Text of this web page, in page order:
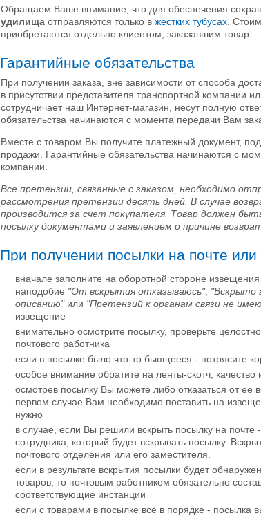
Обращаем Ваше внимание, что для обеспечения
удилища отправляются только в жестких тубусах .
приобретаются отдельно клиентом, заказавшим товар.
Гарантийные обязательства
При получении заказа, вне зависимости от способа
в присутствии представителя транспортной компании
сотрудничает наш Интернет-магазин, несут полную
обязательства начинаются с момента передачи Вам
Вместе с товаром Вы получите платежный документ,
продажи. Гарантийные обязательства начинаются с
компании.
Все претензии, связанные с заказом, необходимо
рассмотрения претензии десять дней. В случае
производится за счет покупателя. Товар должен
посылку документами и заявлением о причине
При получении посылки на почте
вначале заполните на оборотной стороне извещения
наподобие "От вскрытия отказываюсь", "Вскрыто
описанию"или "Претензий к органам связи не
извещение
внимательно осмотрите посылку, проверьте
почтового работника
если в посылке было что-то бьющееся - потрясите
особое внимание обратите на ленты-скотч, качество
осмотрев посылку Вы можете либо отказаться от её
первом случае Вам необходимо поставить на
нужно
в случае, если Вы решили вскрыть посылку на
сотрудника, который будет вскрывать посылку.
почтового отделения или его заместителя.
если в результате вскрытия посылки будет
товаров, то почтовым работником обязательно
соответствующие инстанции
если с товарами в посылке всё в порядке - посылка